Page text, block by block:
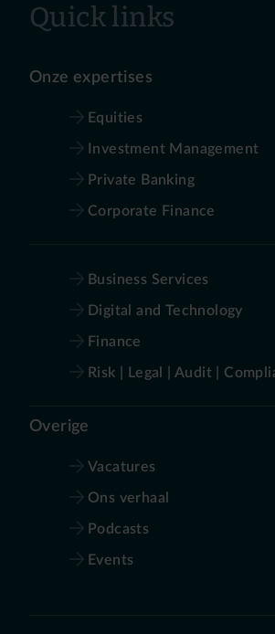
Quick links
Onze expertises
Equities
Investment Management
Private Banking
Corporate Finance
Business Services
Digital and Technology
Finance
Risk | Legal | Audit |
Overige
Vacatures
Ons verhaal
Podcasts
Events